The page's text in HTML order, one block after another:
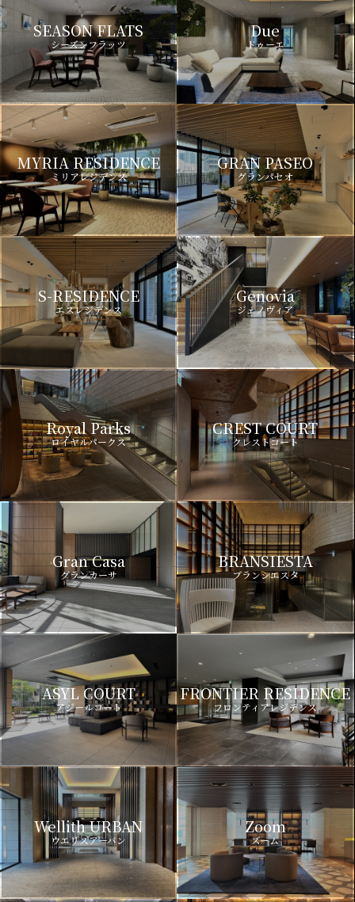
SEASON FLATS
シーズンフラッツ
Due
ドゥーエ
MYRIA RESIDENCE
ミリアレジデンス
GRAN PASEO
グランパセオ
S-RESIDENCE
エスレジデンス
Genovia
ジェノヴィア
Royal Parks
ロイヤルパークス
CREST COURT
クレストコート
Gran Casa
グランカーサ
BRANSIESTA
ブランシエスタ
ASYL COURT
アジールコート
FRONTIER RESIDENCE
フロンティアレジデンス
Wellith URBAN
ウエリスアーバン
Zoom
ズーム